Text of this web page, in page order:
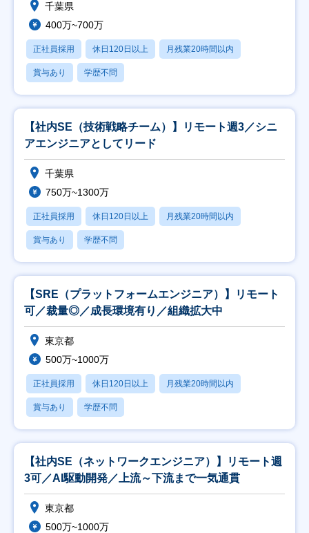
千葉県
400万~700万
正社員採用 休日120日以上 月残業20時間以内
賞与あり 学歴不問
【社内SE（技術戦略チーム）】リモート週3／シニ
アエンジニアとしてリード
千葉県
750万~1300万
正社員採用 休日120日以上 月残業20時間以内
賞与あり 学歴不問
【SRE（プラットフォームエンジニア）】リモート
可／裁量◎／成長環境有り／組織拡大中
東京都
500万~1000万
正社員採用 休日120日以上 月残業20時間以内
賞与あり 学歴不問
【社内SE（ネットワークエンジニア）】リモート週
3可／AI駆動開発／上流～下流まで一気通貫
東京都
500万~1000万